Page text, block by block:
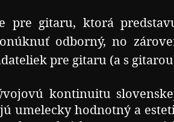
pre gitaru, ktorá
odborný, no
pre gitaru (a s
kontinuitu
umelecky hodnotný a